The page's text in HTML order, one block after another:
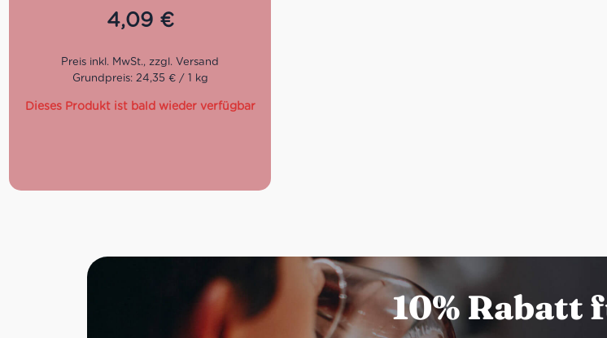
trifft auf eine köstliche und weiche
Pistaziencreme. Ein innovativer und
beim ersten Bissen überzeugt. Du
findest sie in 6 praktischen
immer dabei haben kannst. Ideal für
4,09 €
Grundpreis: 24,35 € / 1 kg
Dieses Produkt ist bald wieder verfügbar
10% Rabatt